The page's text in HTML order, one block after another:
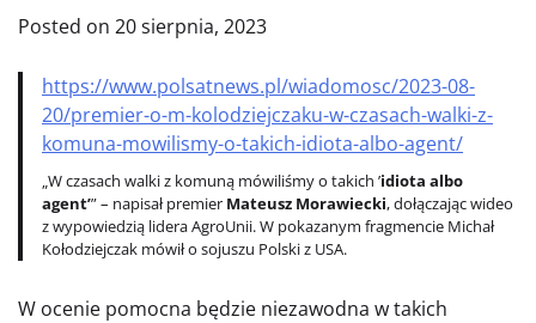
Posted on 20 sierpnia, 2023
https://www.polsatnews.pl/wiadomosc/2023-08-
20/premier-o-m-kolodziejczaku-w-czasach-walki-z-
komuna-mowilismy-o-takich-idiota-albo-agent/
„W czasach walki z komuną mówiliśmy o takich ’idiota albo
agent’” – napisał premier Mateusz Morawiecki, dołączając wideo
z wypowiedzią lidera AgroUnii. W pokazanym fragmencie Michał
Kołodziejczak mówił o sojuszu Polski z USA.
W ocenie pomocna będzie niezawodna w takich